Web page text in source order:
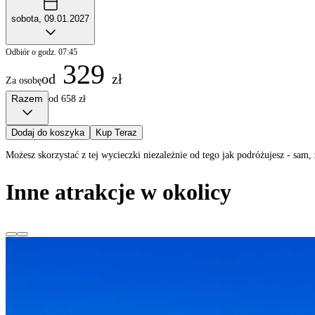
sobota, 09.01.2027
Odbiór o godz. 07:45
Za osobęod 329 zł
Razem od 658 zł
Dodaj do koszyka Kup Teraz
Możesz skorzystać z tej wycieczki niezależnie od tego jak podróżujesz -
Inne atrakcje w okolicy